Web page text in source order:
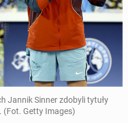
Jannik Sinner zdobyli tytuły
(Fot. Getty Images)